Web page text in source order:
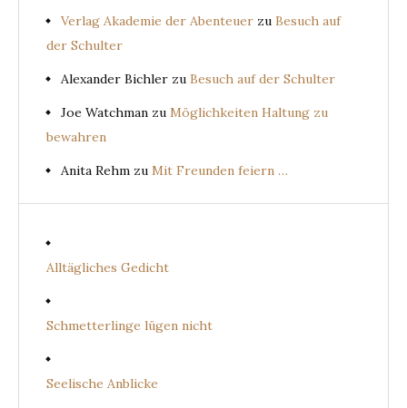
Verlag Akademie der Abenteuer zu Besuch auf
der Schulter
Alexander Bichler zu Besuch auf der Schulter
Joe Watchman zu Möglichkeiten Haltung zu
bewahren
Anita Rehm zu Mit Freunden feiern …
Alltägliches Gedicht
Schmetterlinge lügen nicht
Seelische Anblicke